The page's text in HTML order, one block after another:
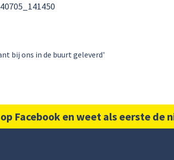
bij ons in de buurt geleverd'
Facebook en weet als eerste